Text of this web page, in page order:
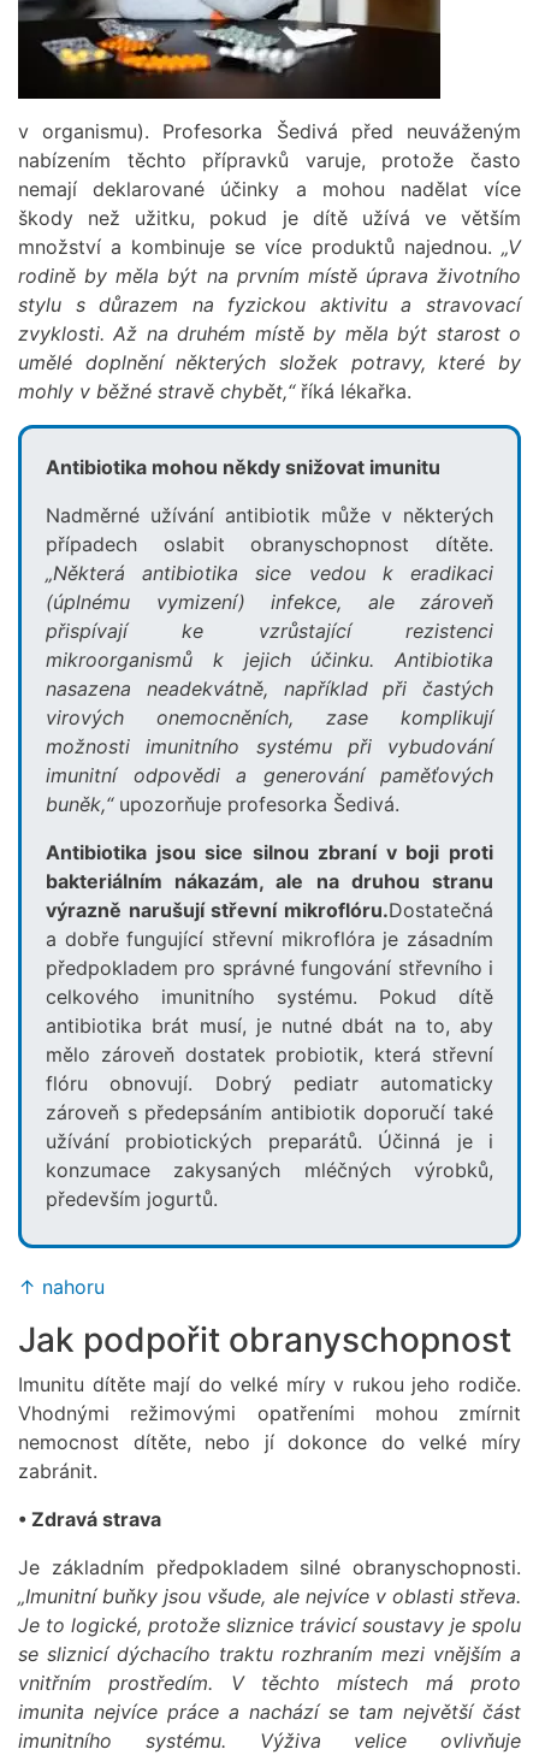
v organismu). Profesorka Šedivá před neuváženým
nabízením těchto přípravků varuje, protože často
nemají deklarované účinky a mohou nadělat více
škody než užitku, pokud je dítě užívá ve větším
množství a kombinuje se více produktů najednou. „V
rodině by měla být na prvním místě úprava životního
stylu s důrazem na fyzickou aktivitu a stravovací
zvyklosti. Až na druhém místě by měla být starost o
umělé doplnění některých složek potravy, které by
mohly v běžné stravě chybět,“říká lékařka.
Antibiotika mohou někdy snižovat imunitu
Nadměrné užívání antibiotik může v některých
případech oslabit obranyschopnost dítěte.
„Některá antibiotika sice vedou k eradikaci
(úplnému vymizení) infekce, ale zároveň
přispívají ke vzrůstající rezistenci
mikroorganismů k jejich účinku. Antibiotika
nasazena neadekvátně, například při častých
virových onemocněních, zase komplikují
možnosti imunitního systému při vybudování
imunitní odpovědi a generování paměťových
buněk,“upozorňuje profesorka Šedivá.
Antibiotika jsou sice silnou zbraní v boji proti
bakteriálním nákazám, ale na druhou stranu
výrazně narušují střevní mikroflóru.Dostatečná
a dobře fungující střevní mikroflóra je zásadním
předpokladem pro správné fungování střevního i
celkového imunitního systému. Pokud dítě
antibiotika brát musí, je nutné dbát na to, aby
mělo zároveň dostatek probiotik, která střevní
flóru obnovují. Dobrý pediatr automaticky
zároveň s předepsáním antibiotik doporučí také
užívání probiotických preparátů. Účinná je i
konzumace zakysaných mléčných výrobků,
především jogurtů.
↑ nahoru
Jak podpořit obranyschopnost
Imunitu dítěte mají do velké míry v rukou jeho rodiče.
Vhodnými režimovými opatřeními mohou zmírnit
nemocnost dítěte, nebo jí dokonce do velké míry
zabránit.
• Zdravá strava
Je základním předpokladem silné obranyschopnosti.
„Imunitní buňky jsou všude, ale nejvíce v oblasti střeva.
Je to logické, protože sliznice trávicí soustavy je spolu
se sliznicí dýchacího traktu rozhraním mezi vnějším a
vnitřním prostředím. V těchto místech má proto
imunita nejvíce práce a nachází se tam největší část
imunitního systému. Výživa velice ovlivňuje